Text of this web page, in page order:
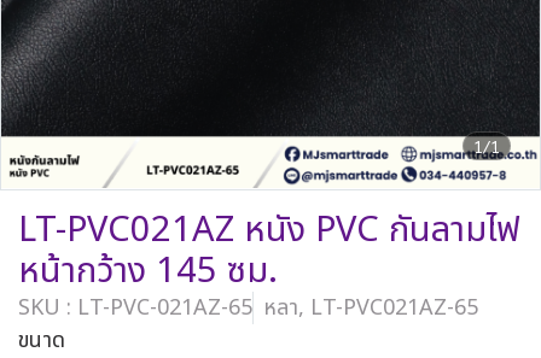
1/1
LT-PVC021AZ หนัง PVC กันลามไฟ
หน้ากว้าง 145 ซม.
SKU : LT-PVC-021AZ-65 หลา, LT-PVC021AZ-65
ขนาด